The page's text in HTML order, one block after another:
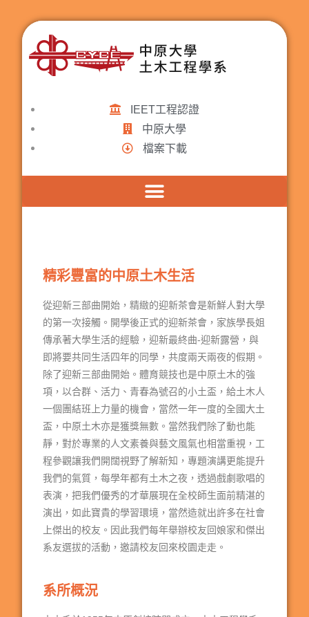
IEET工程認證
中原大學
檔案下載
精彩豐富的中原土木生活
從迎新三部曲開始，精緻的迎新茶會是新鮮人對大學
的第一次接觸。開學後正式的迎新茶會，家族學長姐
傳承著大學生活的經驗，迎新最終曲-迎新露營，與
即將要共同生活四年的同學，共度兩天兩夜的假期。
除了迎新三部曲開始。體育競技也是中原土木的強
項，以合群、活力、青春為號召的小土盃，給土木人
一個團結班上力量的機會，當然一年一度的全國大土
盃，中原土木亦是獲獎無數。當然我們除了動也能
靜，對於專業的人文素養與藝文風氣也相當重視，工
程參觀讓我們開闊視野了解新知，專題演講更能提升
我們的氣質，每學年都有土木之夜，透過戲劇歌唱的
表演，把我們優秀的才華展現在全校師生面前精湛的
演出，如此寶貴的學習環境，當然造就出許多在社會
上傑出的校友。因此我們每年舉辦校友回娘家和傑出
系友選拔的活動，邀請校友回來校園走走。
系所概況